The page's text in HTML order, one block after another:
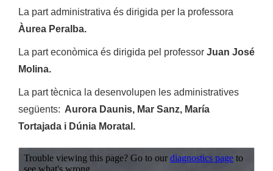
La part administrativa és dirigida per la professora
Àurea Peralba.
La part econòmica és dirigida pel professor Juan José
Molina.
La part tècnica la desenvolupen les administratives
següents: Aurora Daunis, Mar Sanz, María
Tortajada i Dúnia Moratal.